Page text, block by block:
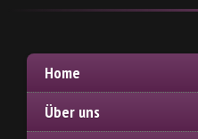
Home
Über uns